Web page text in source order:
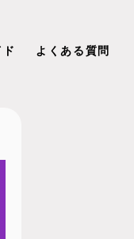
よくある質問